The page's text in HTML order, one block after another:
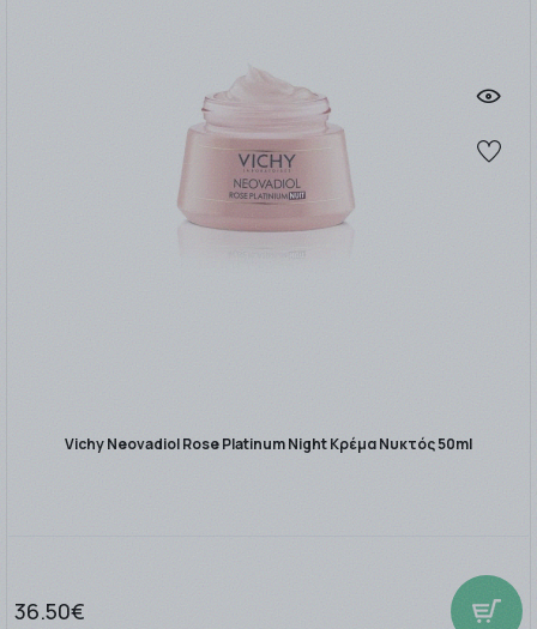
Vichy Neovadiol Rose Platinum Night Κρέμα Νυκτός 50ml
36.50€